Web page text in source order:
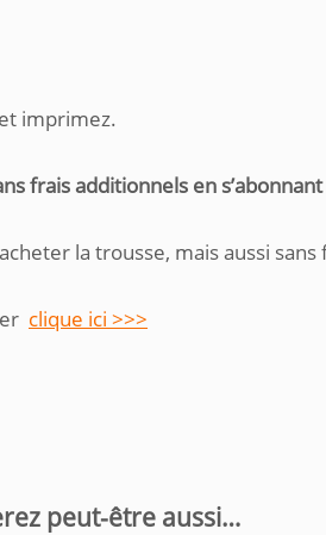
imprimez.
frais additionnels en
la trousse, mais aussi
clique ici >>>
peut-être aussi…